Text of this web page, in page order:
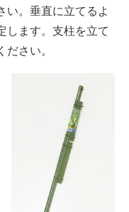
い。垂直に立てるよ
します。支柱を立て
さい。